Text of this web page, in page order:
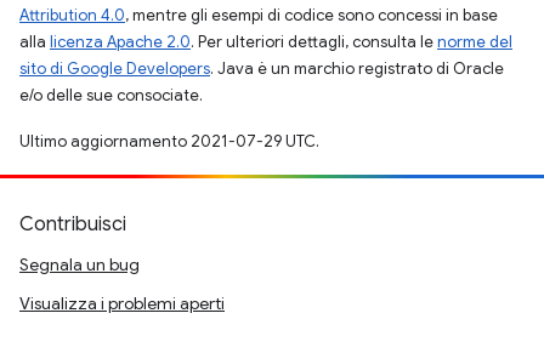
Attribution 4.0, mentre gli esempi di codice sono concessi in base
alla licenza Apache 2.0. Per ulteriori dettagli, consulta lenorme del
sito di Google Developers. Java è un marchio registrato di Oracle
e/o delle sue consociate.
Ultimo aggiornamento 2021-07-29 UTC.
Contribuisci
Segnala un bug
Visualizza i problemi aperti